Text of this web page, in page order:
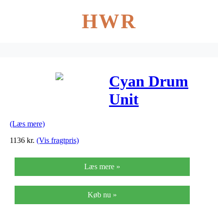
HWR
Cyan Drum
Unit
(Læs mere)
1136 kr. (Vis fragtpris)
Læs mere »
Køb nu »